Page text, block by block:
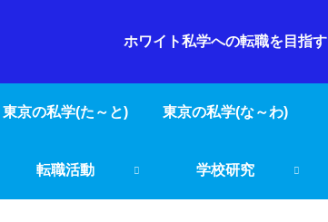
ホワイト私学への転職を目指す
東京の私学(た～と) 東京の私学(な～わ)
転職活動 学校研究